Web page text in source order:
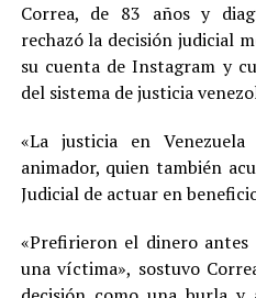
Correa, de 83 años y
rechazó la decisión judicial
su cuenta de Instagram y
del sistema de justicia
«La justicia en
animador, quien también
Judicial de actuar en
«Prefirieron el dinero
una víctima», sostuvo